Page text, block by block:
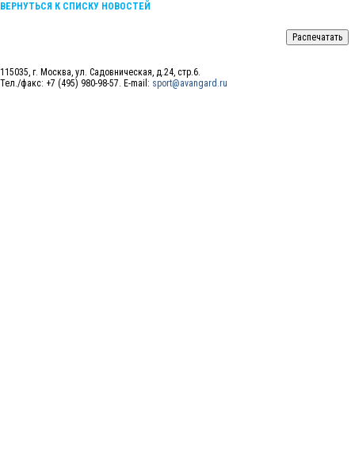
ВЕРНУТЬСЯ К СПИСКУ НОВОСТЕЙ
115035, г. Москва, ул. Садовническая, д.24, стр.6.
Тел./факс: +7 (495) 980-98-57. E-mail: sport@avangard.ru